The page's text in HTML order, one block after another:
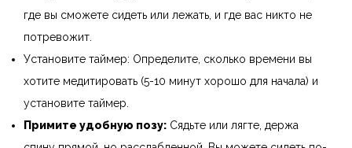
где вы сможете сидеть или лежать, и где вас никто не
потревожит.
Установите таймер: Определите, сколько времени вы
хотите медитировать (5-10 минут хорошо для начала) и
установите таймер.
Примите удобную позу: Сядьте или лягте, держа